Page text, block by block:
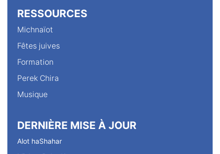
RESSOURCES
Michnaïot
Fêtes juives
Formation
Perek Chira
Musique
DERNIÈRE MISE À JOUR
Alot haShahar